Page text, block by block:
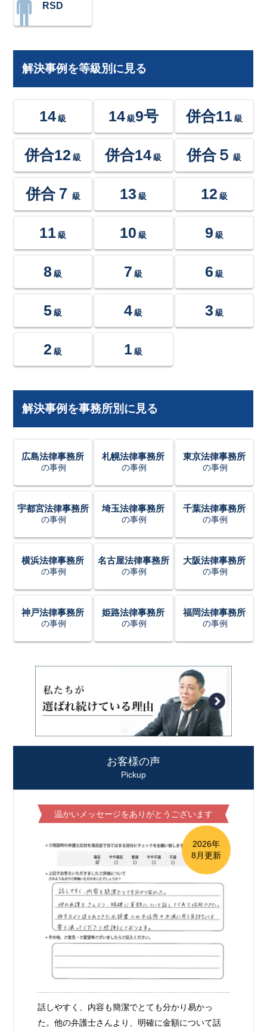
RSD
解決事例を等級別に見る
14 級 14級9号 併合11 級
併合12 級 併合14 級 併合５ 級
併合７ 級 13 級 12 級
11 級 10 級 9 級
8 級 7 級 6 級
5 級 4 級 3 級
2 級 1 級
解決事例を事務所別に見る
広島法律事務所
の事例
札幌法律事務所
の事例
東京法律事務所
の事例
宇都宮法律事務所
の事例
埼玉法律事務所
の事例
千葉法律事務所
の事例
横浜法律事務所
の事例
名古屋法律事務所
の事例
大阪法律事務所
の事例
神戸法律事務所
の事例
姫路法律事務所
の事例
福岡法律事務所
の事例
お客様の声
Pickup
温かいメッセージをありがとうございます
2026年
8月更新
話しやすく、内容も簡潔でとても分かり易かっ
た。他の弁護士さんより、明確に金額について話